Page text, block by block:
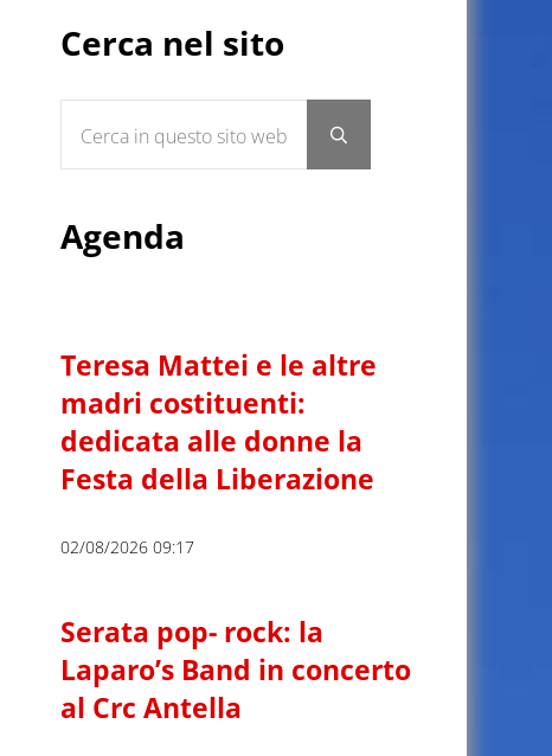
Cerca nel sito
Submit search
Agenda
Teresa Mattei e le altre
madri costituenti:
dedicata alle donne la
Festa della Liberazione
02/08/2026 09:17
Serata pop- rock: la
Laparo’s Band in concerto
al Crc Antella